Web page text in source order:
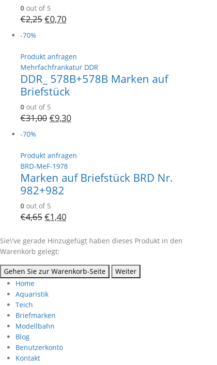
0 out of 5
€2,25 €0,70
-70%
Produkt anfragen
Mehrfachfrankatur DDR
DDR_ 578B+578B Marken auf
Briefstück
0 out of 5
€31,00 €9,30
-70%
Produkt anfragen
BRD-MeF-1978
Marken auf Briefstück BRD Nr.
982+982
0 out of 5
€4,65 €1,40
Sie\'ve gerade Hinzugefügt haben dieses Produkt in den
Warenkorb gelegt:
Gehen Sie zur Warenkorb-Seite
Weiter
Home
Aquaristik
Teich
Briefmarken
Modellbahn
Blog
Benutzerkonto
Kontakt